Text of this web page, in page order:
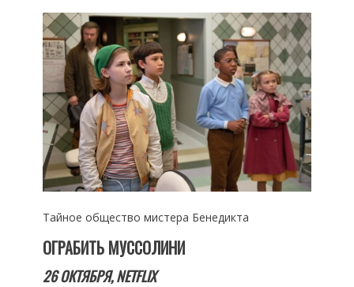
Тайное общество мистера Бенедикта
ОГРАБИТЬ МУССОЛИНИ
26 ОКТЯБРЯ,NETFLIX